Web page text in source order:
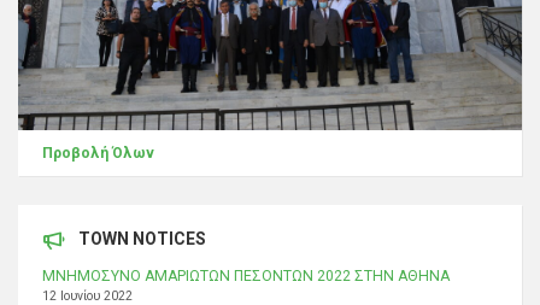
Προβολή Όλων
TOWN NOTICES
ΜΝΗΜΟΣΥΝΟ ΑΜΑΡΙΩΤΩΝ ΠΕΣΟΝΤΩΝ 2022 ΣΤΗΝ ΑΘΗΝΑ
12 Ιουνίου 2022